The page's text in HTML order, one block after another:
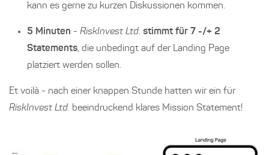
kann es gerne zu kurzen Diskussionen kommen.
5 Minuten - RiskInvest Ltd. stimmt für 7 -/+ 2
Statements, die unbedingt auf der Landing Page
platziert werden sollen.
Et voilà - nach einer knappen Stunde hatten wir ein für
RiskInvest Ltd. beeindruckend klares Mission Statement!